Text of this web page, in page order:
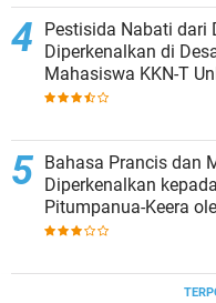
Pestisida Nabati dari
Diperkenalkan di
Mahasiswa KKN-T
Bahasa Prancis dan
Diperkenalkan
Pitumpanua-Keera
Unhas di Wajo